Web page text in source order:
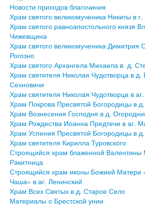
Новости приходов благочиния
Храм святого великомученика Никиты в
Храм святого равноапостольного князя
Чижевщина
Храм святого великомученика Димитрия
Рогозно
Храм святого Архангела Михаила в д.
Храм святителя Николая Чудотворца в
Сехновичи
Храм святителя Николая Чудотворца в
Храм Покрова Пресвятой Богородицы в
Храм Вознесения Господня в д.
Храм Рождества Иоанна Предтечи в аг.
Храм Успения Пресвятой Богородицы в
Храм святителя Кирилла Туровского
Строящийся храм блаженной Валентины
Ракитница
Строящийся храм иконы Божией Матери
Чаша» в аг. Ленинский
Храм Всех Святых в д. Старое Село
Материалы о Брестской унии